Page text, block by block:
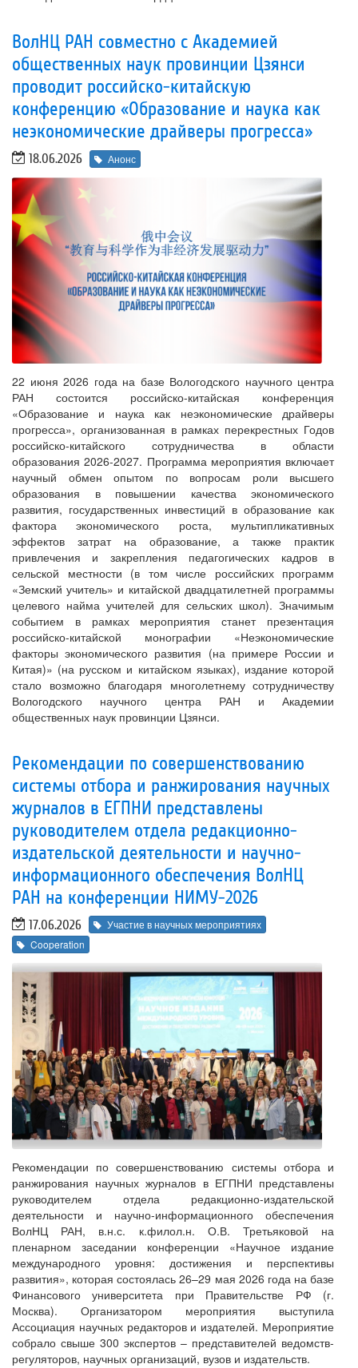
ВолНЦ РАН совместно с Академией
общественных наук провинции Цзянси
проводит российско-китайскую
конференцию «Образование и наука как
неэкономические драйверы прогресса»
18.06.2026 Анонс
22 июня 2026 года на базе Вологодского научного центра
РАН состоится российско-китайская конференция
«Образование и наука как неэкономические драйверы
прогресса», организованная в рамках перекрестных Годов
российско-китайского сотрудничества в области
образования 2026-2027. Программа мероприятия включает
научный обмен опытом по вопросам роли высшего
образования в повышении качества экономического
развития, государственных инвестиций в образование как
фактора экономического роста, мультипликативных
эффектов затрат на образование, а также практик
привлечения и закрепления педагогических кадров в
сельской местности (в том числе российских программ
«Земский учитель» и китайской двадцатилетней программы
целевого найма учителей для сельских школ). Значимым
событием в рамках мероприятия станет презентация
российско-китайской монографии «Неэкономические
факторы экономического развития (на примере России и
Китая)» (на русском и китайском языках), издание которой
стало возможно благодаря многолетнему сотрудничеству
Вологодского научного центра РАН и Академии
общественных наук провинции Цзянси.
Рекомендации по совершенствованию
системы отбора и ранжирования научных
журналов в ЕГПНИ представлены
руководителем отдела редакционно-
издательской деятельности и научно-
информационного обеспечения ВолНЦ
РАН на конференции НИМУ-2026
17.06.2026
Участие в научных мероприятиях
Cooperation
Рекомендации по совершенствованию системы отбора и
ранжирования научных журналов в ЕГПНИ представлены
руководителем отдела редакционно-издательской
деятельности и научно-информационного обеспечения
ВолНЦ РАН, в.н.с. к.филол.н. О.В. Третьяковой на
пленарном заседании конференции «Научное издание
международного уровня: достижения и перспективы
развития», которая состоялась 26–29 мая 2026 года на базе
Финансового университета при Правительстве РФ (г.
Москва). Организатором мероприятия выступила
Ассоциация научных редакторов и издателей. Мероприятие
собрало свыше 300 экспертов – представителей ведомств-
регуляторов, научных организаций, вузов и издательств.